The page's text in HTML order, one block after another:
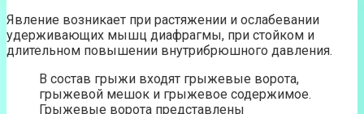
Явление возникает при растяжении и ослабевании
удерживающих мышц диафрагмы, при стойком и
длительном повышении внутрибрюшного давления.
В состав грыжи входят грыжевые ворота,
грыжевой мешок и грыжевое содержимое.
Грыжевые ворота представлены